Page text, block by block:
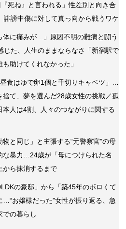
『死ね』と言われる」性差別と向き合
誹謗中傷に対して真っ向から戦うワケ
体に痛みが…」原因不明の難病と闘う
じた、人生のままならなさ「新宿駅で
助けてくれなかった」
食はゆで卵1個と千切りキャベツ」…
捨て、夢を選んだ28歳女性の挑戦／孤
本人は4割、人々のつながりに関する
物と同じ」と主張する“元警察官”の母
な暴力…24歳が「母につけられた名
から抹消するまで
の豪邸」から「築45年のボロくて
…“お嬢様だった”女性が振り返る、急
での暮らし